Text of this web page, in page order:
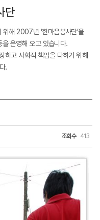
단
해 2007년 ‘한마음봉사단’을
운영해 오고 있습니다.
하고 사회적 책임을 다하기 위해
.
조회수 413